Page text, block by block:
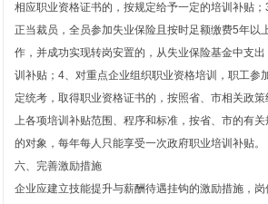
相应职业资格证书的，按规定给予一定的培训补贴
正当裁员，全员参加失业保险且按时足额缴费5年以
作，并成功实现转岗安置的，从失业保险基金中支
训补贴；4、对重点企业组织职业资格培训，职工参
定统考，取得职业资格证书的，按照省、市相关政
上各项培训补贴范围、程序和标准，按省、市的有
的对象，每年每人只能享受一次政府职业培训补贴。
六、完善激励措施
企业应建立技能提升与薪酬待遇挂钩的激励措施，